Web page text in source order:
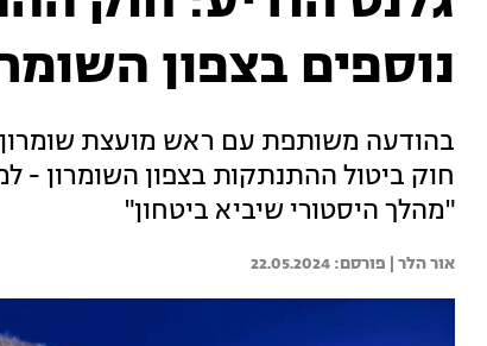
נוספים בצפון
בהודעה משותפת עם ראש מועצת
חוק ביטול ההתנתקות בצפון השומרון -
"מהלך היסטורי שיביא ביטחון"
אור הלר | 22.05.2024